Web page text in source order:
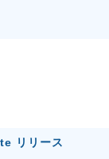
リリース